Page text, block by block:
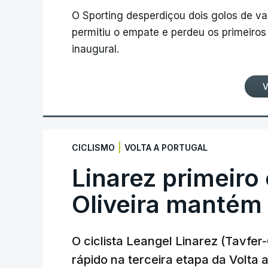
O Sporting desperdiçou dois golos de
permitiu o empate e perdeu os
inaugural.
CICLISMO VOLTA A PORTUGAL
Linarez primeiro
Oliveira
O ciclista Leangel Linarez
rápido na terceira etapa da Volta